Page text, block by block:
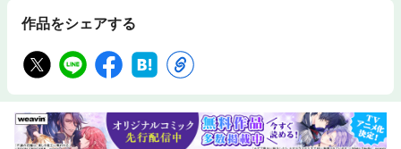
作品をシェアする